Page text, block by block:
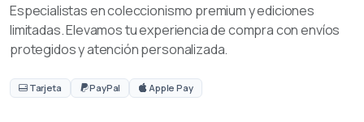
Especialistas en coleccionismo premium y ediciones
limitadas. Elevamos tu experiencia de compra con envíos
protegidos y atención personalizada.
Tarjeta PayPal Apple Pay